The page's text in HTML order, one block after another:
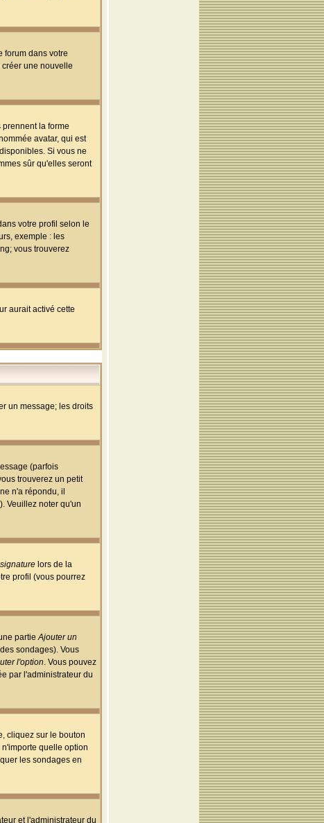
forum dans votre
une nouvelle
la forme
avatar, qui est
Si vous ne
sûr qu'elles seront
votre profil selon le
exemple : les
vous trouverez
aurait activé cette
un message; les droits
(parfois
trouverez un petit
n'a répondu, il
Veuillez noter qu'un
lors de la
profil (vous pourrez
partieAjouter un
sondages). Vous
l'option. Vous pouvez
par l'administrateur du
cliquez sur le bouton
quelle option
les sondages en
et l'administrateur du